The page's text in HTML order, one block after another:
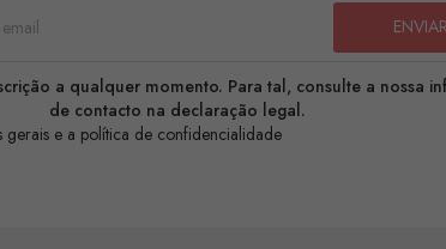
a qualquer momento. Para tal, consulte a nossa
de contacto na declaração legal.
gerais e a política de confidencialidade